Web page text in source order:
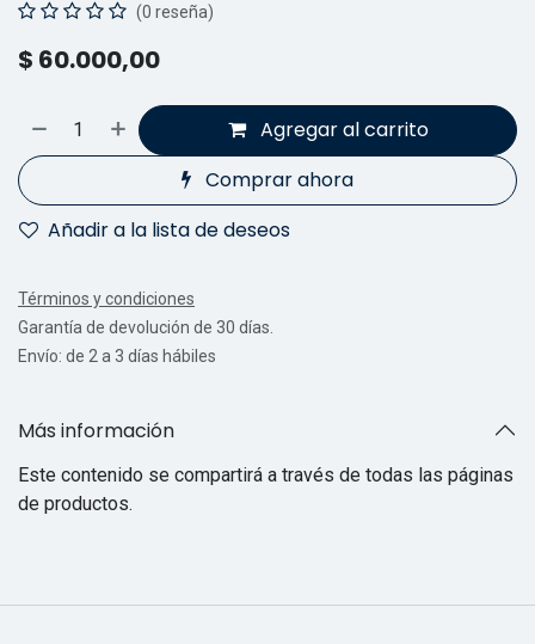
(0 reseña)
$ 60.000,00
Agregar al carrito
Comprar ahora
Añadir a la lista de deseos
Términos y condiciones
Garantía de devolución de 30 días.
Envío: de 2 a 3 días hábiles
Más información
Este contenido se compartirá a través de todas las páginas
de productos.